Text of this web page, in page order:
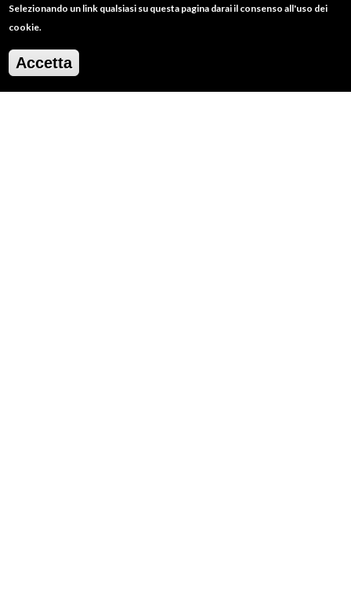
Selezionando un link qualsiasi su questa pagina darai il consenso all'uso dei
cookie.
Accetta